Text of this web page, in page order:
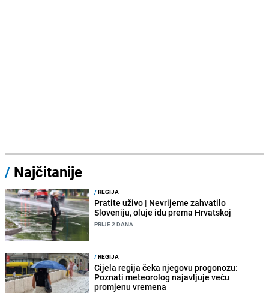
/ Najčitanije
/REGIJA
Pratite uživo | Nevrijeme zahvatilo
Sloveniju, oluje idu prema Hrvatskoj
PRIJE 2 DANA
/REGIJA
Cijela regija čeka njegovu progonozu:
Poznati meteorolog najavljuje veću
promjenu vremena